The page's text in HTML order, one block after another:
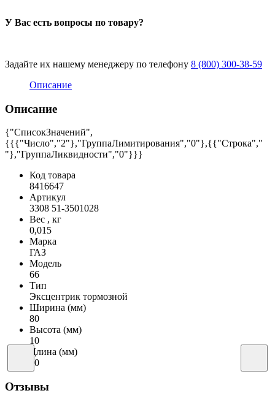
У Вас есть вопросы по товару?
Задайте их нашему менеджеру по телефону 8 (800) 300-38-59
Описание
Описание
{"СписокЗначений",
{{{"Число","2"},"ГруппаЛимитирования","0"},{{"Строка","
"},"ГруппаЛиквидности","0"}}}
Код товара
8416647
Артикул
3308 51-3501028
Вес , кг
0,015
Марка
ГАЗ
Модель
66
Тип
Эксцентрик тормозной
Ширина (мм)
80
Высота (мм)
10
Длина (мм)
80
Отзывы